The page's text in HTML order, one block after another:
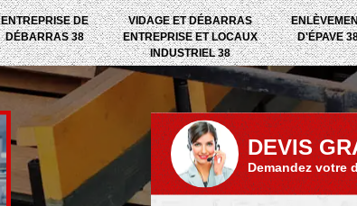
ENTREPRISE DE
DÉBARRAS 38
VIDAGE ET DÉBARRAS
ENTREPRISE ET LOCAUX
INDUSTRIEL 38
D'ÉPAVE
Entreprise de
débarras 38
Epaviste 38
DEVIS
Demandez votre